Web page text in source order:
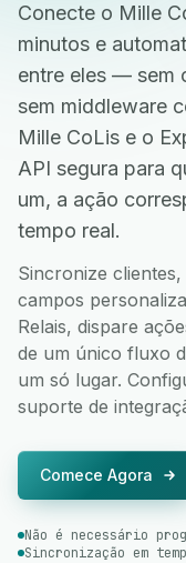
Conecte o Mille
minutos e
entre eles — sem
sem middleware
Mille CoLis e o
API segura para
um, a ação
tempo real.
Sincronize
campos
Relais, dispare
de um único fluxo
um só lugar.
suporte de
Comece Agora
Não é necessário
Sincronização em